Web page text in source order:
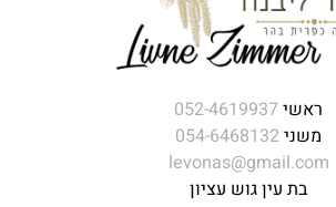
ראשי 052-4619937
משני054-6468132
levonas@gmail.com
בת עין גוש עציון